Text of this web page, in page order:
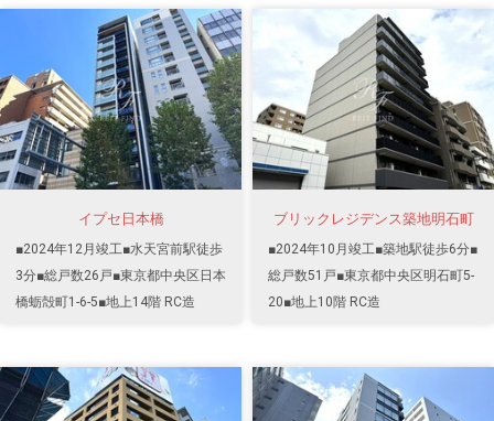
イプセ日本橋
■2024年12月竣工■水天宮前駅徒歩
3分■総戸数26戸■東京都中央区日本
橋蛎殻町1-6-5■地上14階 RC造
ブリックレジデンス築地明石町
■2024年10月竣工■築地駅徒歩6分■
総戸数51戸■東京都中央区明石町5-
20■地上10階 RC造